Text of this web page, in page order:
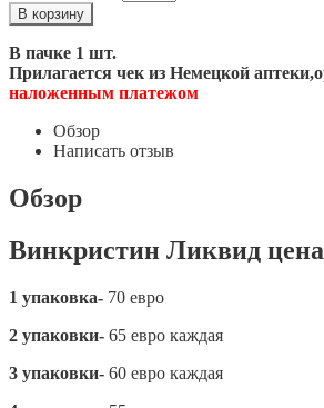
В пачке 1 шт.
Прилагается чек из Немецкой
наложенным платежом
Обзор
Написать отзыв
Обзор
Винкристин Ликвид цена
1 упаковка- 70 евро
2 упаковки- 65 евро каждая
3 упаковки- 60 евро каждая